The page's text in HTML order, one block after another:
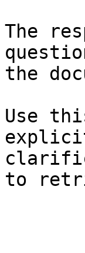
The
the
Use